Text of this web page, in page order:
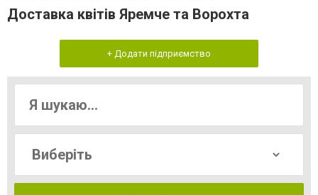
Доставка квітів Яремче та Ворохта
+ Додати підприємство